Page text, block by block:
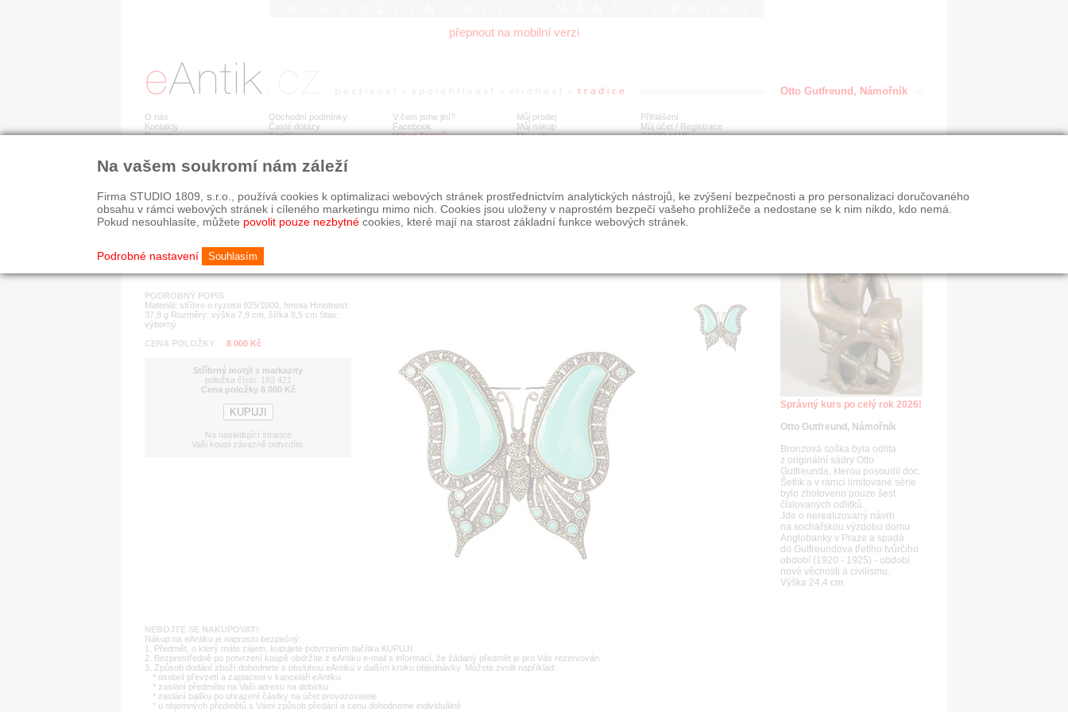
přepnout na mobilní verzi
O nás
Kontakty
Recenze
Obchodní podmínky
Časté dotazy
Ceník
V čem jsme jiní?
Facebook
Výkup šperků
Můj prodej
Můj nákup
Moje album
Přihlášení
Můj účet / Registrace
GDPR/AML
Detail položky č. 183 421 Stříbrný motýl s markazity
PODROBNÝ POPIS
Materiál: stříbro o ryzosti 925/1000, hmota Hmotnost:
37,8 g Rozměry: výška 7,8 cm, šířka 8,5 cm Stav:
výborný
CENA POLOŽKY
8 000 Kč
Stříbrný motýl s markazity
položka číslo: 183 421
Cena položky 8 000 Kč
Na následující stránce
Vaši koupi závazně potvrdíte.
NEBOJTE SE NAKUPOVAT!
Nákup na eAntiku je naprosto bezpečný:
1. Předmět, o který máte zájem, kupujete potvrzením tlačítka KUPUJI.
2. Bezprostředně po potvrzení koupě obdržíte z eAntiku e-mail s informací, že žádaný předmět je pro Vás rezervován.
3. Způsob dodání zboží dohodnete s obsluhou eAntiku v dalším kroku objednávky. Můžete zvolit například:
* osobní převzetí a zaplacení v kanceláři eAntiku
* zaslání předmětu na Vaši adresu na dobírku
* zaslání balíku po uhrazení částky na účet provozovatele
* u objemných předmětů s Vámi způsob předání a cenu dohodneme individuálně
Otto Gutfreund, Námořník
Správný kurs po celý rok 2026!
Otto Gutfreund, Námořník
Bronzová soška byla odlita
z originální sádry Otto
Gutfreunda, kterou posoudil doc.
Šetlík a v rámci limitované série
bylo zhotoveno pouze šest
číslovaných odlitků.
Jde o nerealizovaný návrh
na sochařskou výzdobu domu
Anglobanky v Praze a spadá
do Gutfreundova třetího tvůrčího
období (1920 - 1925) - období
nové věcnosti a civilismu.
Výška 24,4 cm.
Na vašem soukromí nám záleží
Firma STUDIO 1809, s.r.o., používá cookies k optimalizaci webových stránek prostřednictvím analytických nástrojů, ke zvýšení bezpečnosti a pro personalizaci doručovaného
obsahu v rámci webových stránek i cíleného marketingu mimo nich. Cookies jsou uloženy v naprostém bezpečí vašeho prohlížeče a nedostane se k nim nikdo, kdo nemá.
Pokud nesouhlasíte, můžete povolit pouze nezbytné cookies, které mají na starost základní funkce webových stránek.
Podrobné nastavení Souhlasím